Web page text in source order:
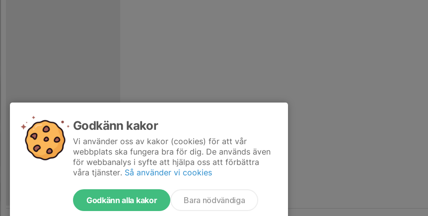
Godkänn kakor
Vi använder oss av kakor (cookies) för att vår
webbplats ska fungera bra för dig. De används även
för webbanalys i syfte att hjälpa oss att förbättra
våra tjänster. Så använder vi cookies
Godkänn alla kakor Bara nödvändiga